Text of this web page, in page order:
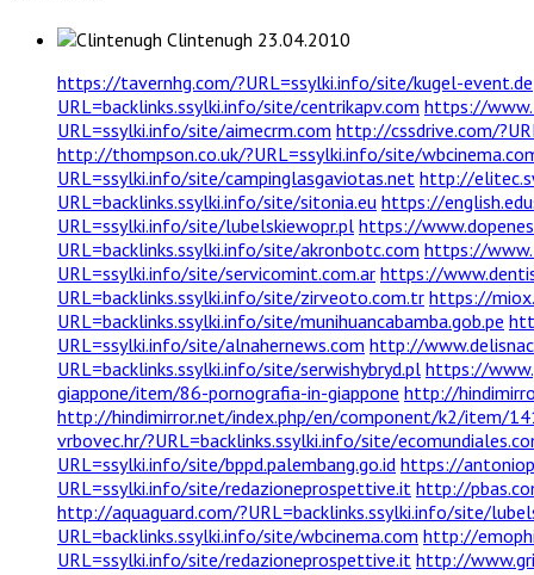
Clintenugh 23.04.2010
https://tavernhg.com/?URL=ssylki.info/site/kugel-event.de
URL=backlinks.ssylki.info/site/centrikapv.com https://
URL=ssylki.info/site/aimecrm.com http://cssdrive.com/
http://thompson.co.uk/?URL=ssylki.info/site/
URL=ssylki.info/site/campinglasgaviotas.net http://
URL=backlinks.ssylki.info/site/sitonia.eu https://
URL=ssylki.info/site/lubelskiewopr.pl https://
URL=backlinks.ssylki.info/site/akronbotc.com https://
URL=ssylki.info/site/servicomint.com.ar https://
URL=backlinks.ssylki.info/site/zirveoto.com.tr https://
URL=backlinks.ssylki.info/site/munihuancabamba.gob.pe
URL=ssylki.info/site/alnahernews.com http://
URL=backlinks.ssylki.info/site/serwishybryd.pl https://
giappone/item/86-pornografia-in-giappone http://
http://hindimirror.net/index.php/en/component/k2/item/
vrbovec.hr/?URL=backlinks.ssylki.info/site/
URL=ssylki.info/site/bppd.palembang.go.id https://
URL=ssylki.info/site/redazioneprospettive.it http://
http://aquaguard.com/?URL=backlinks.ssylki.info/site/
URL=backlinks.ssylki.info/site/wbcinema.com http://
URL=ssylki.info/site/redazioneprospettive.it http://